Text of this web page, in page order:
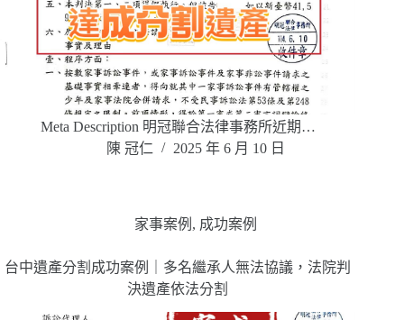
Meta Description 明冠聯合法律事務所近期…
陳 冠仁
2025 年 6 月 10 日
家事案例 , 成功案例
台中遺產分割成功案例｜多名繼承人無法協議，法院判
決遺產依法分割